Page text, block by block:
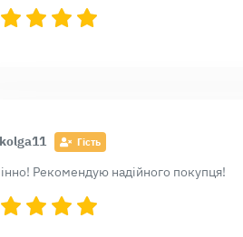
Гість
Рекомендую надійного покупця!